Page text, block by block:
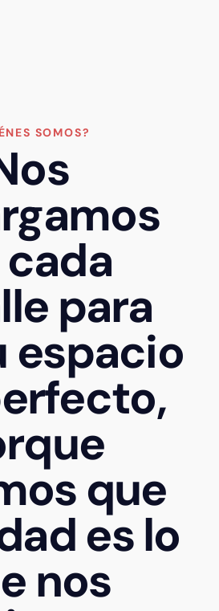
SOMOS?
para
espacio
que
es lo
nos